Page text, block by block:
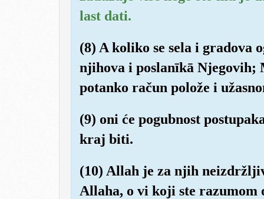
last dati.
(8) A koliko se sela i gradova
njihova i poslanīkā Njegovih;
potanko račun polože i
(9) oni će pogubnost
kraj biti.
(10) Allah je za njih
Allaha, o vi koji ste